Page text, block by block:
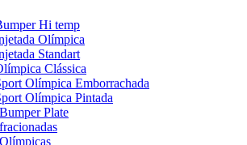
Hi temp
Olímpica
Standart
Clássica
Olímpica Emborrachada
Olímpica Pintada
Plate